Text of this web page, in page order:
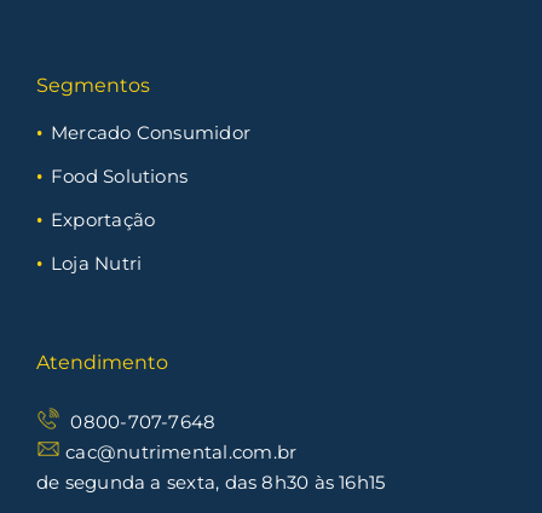
Segmentos
Mercado Consumidor
Food Solutions
Exportação
Loja Nutri
Atendimento
0800-707-7648
cac@nutrimental.com.br
de segunda a sexta, das 8h30 às 16h15